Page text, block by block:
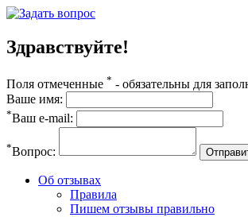
Здравствуйте!
Поля отмеченные * - обязательны для
Ваше имя:
*Ваш e-mail:
*Вопрос:
Об отзывах
Правила
Пишем отзывы правильно